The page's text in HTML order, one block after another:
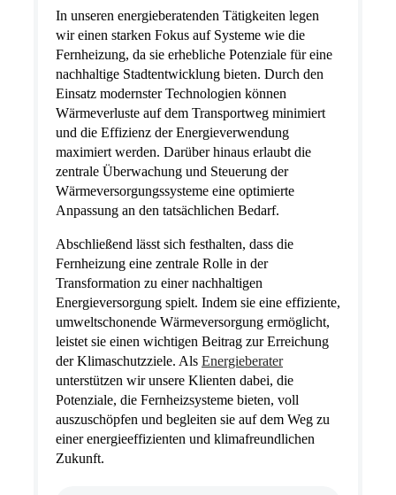
In unseren energieberatenden Tätigkeiten legen
wir einen starken Fokus auf Systeme wie die
Fernheizung, da sie erhebliche Potenziale für eine
nachhaltige Stadtentwicklung bieten. Durch den
Einsatz modernster Technologien können
Wärmeverluste auf dem Transportweg minimiert
und die Effizienz der Energieverwendung
maximiert werden. Darüber hinaus erlaubt die
zentrale Überwachung und Steuerung der
Wärmeversorgungssysteme eine optimierte
Anpassung an den tatsächlichen Bedarf.
Abschließend lässt sich festhalten, dass die
Fernheizung eine zentrale Rolle in der
Transformation zu einer nachhaltigen
Energieversorgung spielt. Indem sie eine effiziente,
umweltschonende Wärmeversorgung ermöglicht,
leistet sie einen wichtigen Beitrag zur Erreichung
der Klimaschutzziele. Als Energieberater
unterstützen wir unsere Klienten dabei, die
Potenziale, die Fernheizsysteme bieten, voll
auszuschöpfen und begleiten sie auf dem Weg zu
einer energieeffizienten und klimafreundlichen
Zukunft.